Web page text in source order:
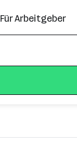
Für Arbeitgeber